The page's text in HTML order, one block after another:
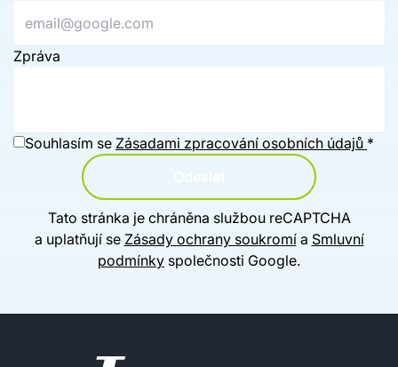
Zpráva
Souhlasím se Zásadami zpracování osobních údajů *
Tato stránka je chráněna službou reCAPTCHA
a uplatňují se Zásady ochrany soukromía Smluvní
podmínky společnosti Google.